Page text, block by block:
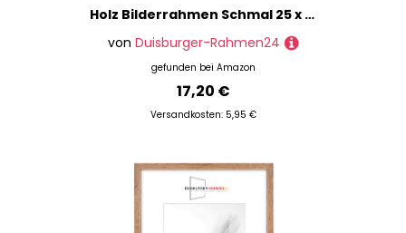
Holz Bilderrahmen Schmal 25 x 30 cm in Natur | inkl. bruchsicherer Anti-Reflex Kunstglasscheibe | Rahmen für Poster | Puzzle | Foto collage DR080
von Duisburger-Rahmen24
gefunden bei Amazon
17,20 €
Versandkosten: 5,95 €